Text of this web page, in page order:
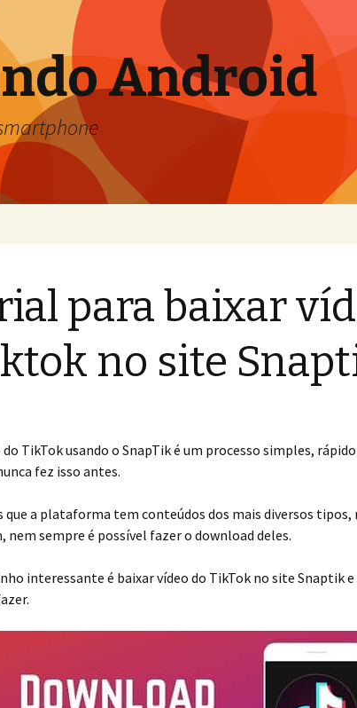
Android
para baixar
no site
TikTok usando o SnapTik é um processo simples,
fez isso antes.
que a plataforma tem conteúdos dos mais diversos tipos,
nem sempre é possível fazer o download deles.
interessante é baixar vídeo do TikTok no site Snaptik e